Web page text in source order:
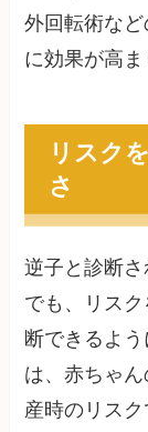
外回転術な
に効果が高ま
リスク
さ
逆子と診断さ
でも、リス
断できるよ
は、赤ちゃ
産時のリス